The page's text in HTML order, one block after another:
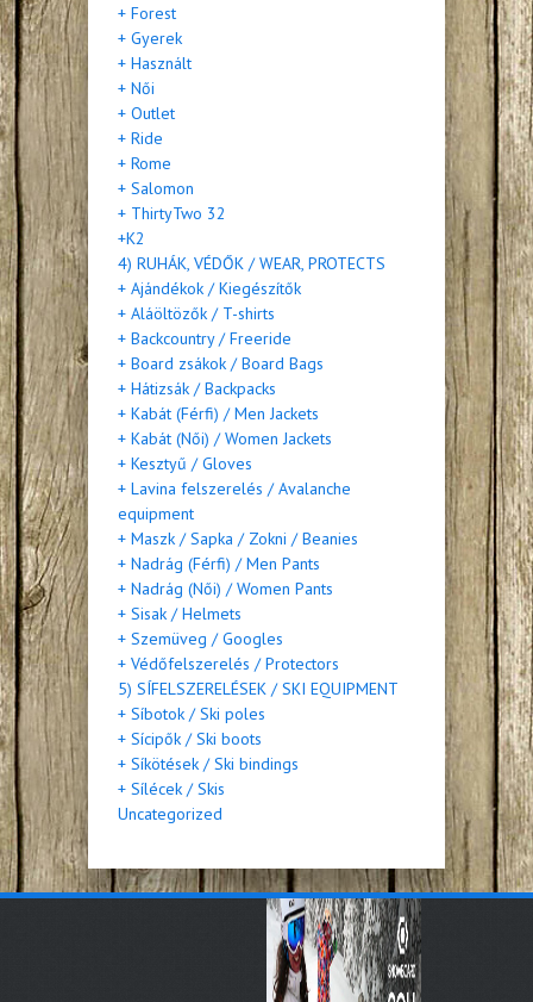
+ Forest
+ Gyerek
+ Használt
+ Női
+ Outlet
+ Ride
+ Rome
+ Salomon
+ ThirtyTwo 32
+K2
4) RUHÁK, VÉDŐK / WEAR, PROTECTS
+ Ajándékok / Kiegészítők
+ Aláöltözők / T-shirts
+ Backcountry / Freeride
+ Board zsákok / Board Bags
+ Hátizsák / Backpacks
+ Kabát (Férfi) / Men Jackets
+ Kabát (Női) / Women Jackets
+ Kesztyű / Gloves
+ Lavina felszerelés / Avalanche
equipment
+ Maszk / Sapka / Zokni / Beanies
+ Nadrág (Férfi) / Men Pants
+ Nadrág (Női) / Women Pants
+ Sisak / Helmets
+ Szemüveg / Googles
+ Védőfelszerelés / Protectors
5) SÍFELSZERELÉSEK / SKI EQUIPMENT
+ Síbotok / Ski poles
+ Sícipők / Ski boots
+ Síkötések / Ski bindings
+ Sílécek / Skis
Uncategorized